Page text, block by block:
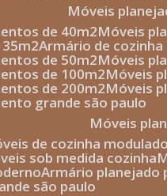
móveis
de 40m2
móveis
35m2 armário de
de 50m2 móveis
de 100m2
de 200m2
grande são paulo
móveis
de cozinha
sob medida cozinha
armário planejado
são paulo